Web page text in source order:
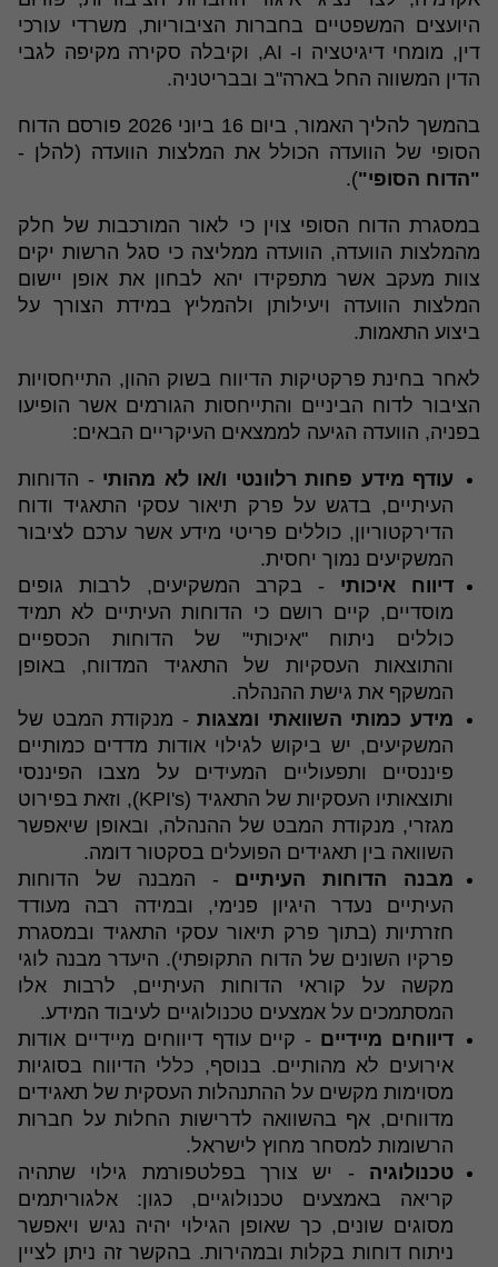
היועצים המשפטיים בחברות הציבוריות, משרדי עורכי
דין, מומחי דיגיטציה ו- AI, וקיבלה סקירה מקיפה לגבי
הדין המשווה החל בארה"ב ובבריטניה.
בהמשך להליך האמור, ביום 16 ביוני 2026 פורסם הדוח
הסופי של הוועדה הכולל את המלצות הוועדה (להלן -
"הדוח הסופי").
במסגרת הדוח הסופי צוין כי לאור המורכבות של חלק
מהמלצות הוועדה, הוועדה ממליצה כי סגל הרשות יקים
צוות מעקב אשר מתפקידו יהא לבחון את אופן יישום
המלצות הוועדה ויעילותן ולהמליץ במידת הצורך על
ביצוע התאמות.
לאחר בחינת פרקטיקות הדיווח בשוק ההון, התייחסויות
הציבור לדוח הביניים והתייחסות הגורמים אשר הופיעו
בפניה, הוועדה הגיעה לממצאים העיקריים הבאים:
עודף מידע פחות רלוונטי ו/או לא מהותי - הדוחות
העיתיים, בדגש על פרק תיאור עסקי התאגיד ודוח
הדירקטוריון, כוללים פריטי מידע אשר ערכם לציבור
המשקיעים נמוך יחסית.
דיווח איכותי - בקרב המשקיעים, לרבות גופים
מוסדיים, קיים רושם כי הדוחות העיתיים לא תמיד
כוללים ניתוח "איכותי" של הדוחות הכספיים
והתוצאות העסקיות של התאגיד המדווח, באופן
המשקף את גישת ההנהלה.
מידע כמותי השוואתי ומצגות- מנקודת המבט של
המשקיעים, יש ביקוש לגילוי אודות מדדים כמותיים
פיננסיים ותפעוליים המעידים על מצבו הפיננסי
ותוצאותיו העסקיות של התאגיד (KPI's), וזאת בפירוט
מגזרי, מנקודת המבט של ההנהלה, ובאופן שיאפשר
השוואה בין תאגידים הפועלים בסקטור דומה.
מבנה הדוחות העיתיים - המבנה של הדוחות
העיתיים נעדר היגיון פנימי, ובמידה רבה מעודד
חזרתיות (בתוך פרק תיאור עסקי התאגיד ובמסגרת
פרקיו השונים של הדוח התקופתי). היעדר מבנה לוגי
מקשה על קוראי הדוחות העיתיים, לרבות אלו
המסתמכים על אמצעים טכנולוגיים לעיבוד המידע.
דיווחים מיידיים - קיים עודף דיווחים מיידיים אודות
אירועים לא מהותיים. בנוסף, כללי הדיווח בסוגיות
מסוימות מקשים על ההתנהלות העסקית של תאגידים
מדווחים, אף בהשוואה לדרישות החלות על חברות
הרשומות למסחר מחוץ לישראל.
טכנולוגיה - יש צורך בפלטפורמת גילוי שתהיה
קריאה באמצעים טכנולוגיים, כגון: אלגוריתמים
מסוגים שונים, כך שאופן הגילוי יהיה נגיש ויאפשר
ניתוח דוחות בקלות ובמהירות. בהקשר זה ניתן לציין